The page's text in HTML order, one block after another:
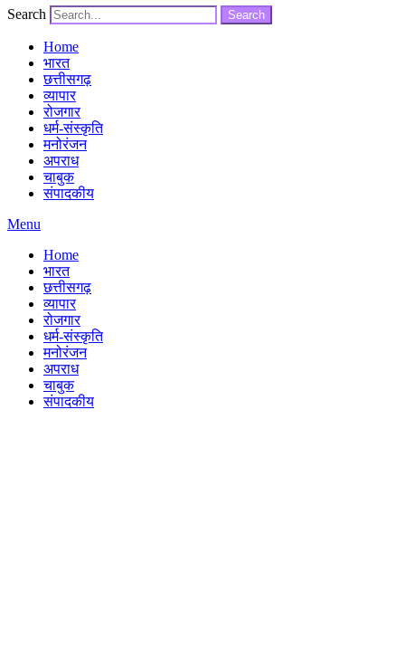
Search Search
Home
भारत
छत्तीसगढ़
व्यापार
रोजगार
धर्म-संस्कृति
मनोरंजन
अपराध
चाबुक
संपादकीय
Menu
Home
भारत
छत्तीसगढ़
व्यापार
रोजगार
धर्म-संस्कृति
मनोरंजन
अपराध
चाबुक
संपादकीय